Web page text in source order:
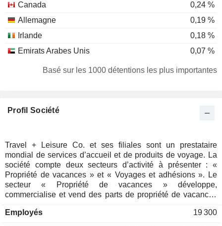
Canada
0,24 %
Allemagne
0,19 %
Irlande
0,18 %
Emirats Arabes Unis
0,07 %
Hong Kong
0,06 %
Pays-Bas
0,04 %
Finlande
0,03 %
Singapour
0,02 %
Chine
0,02 %
Luxembourg
0,01 %
Basé sur les 1000 détentions les plus importantes
Profil Société
Travel + Leisure Co. et ses filiales sont un prestataire
mondial de services d’accueil et de produits de voyage. La
société compte deux secteurs d’activité à présenter : «
Propriété de vacances » et « Voyages et adhésions ». Le
secteur « Propriété de vacances » développe,
commercialise et vend des parts de propriété de vacances
financement aux consommateurs dans le cadre de la vente
Employés 19 300